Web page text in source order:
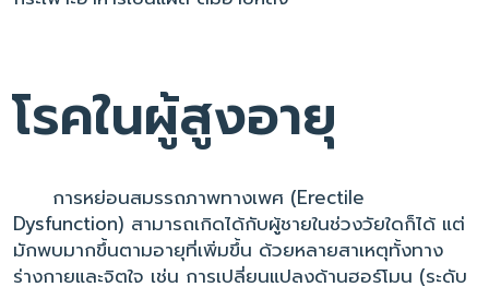
โรคในผู้สูงอายุ
การหย่อนสมรรถภาพทางเพศ (Erectile
Dysfunction) สามารถเกิดได้กับผู้ชายในช่วงวัยใดก็ได้ แต่
มักพบมากขึ้นตามอายุที่เพิ่มขึ้น ด้วยหลายสาเหตุทั้งทาง
ร่างกายและจิตใจ เช่น การเปลี่ยนแปลงด้านฮอร์โมน (ระดับ